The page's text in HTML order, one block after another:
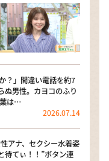
？」間違い電話を約7
ぬ男性。カヨコのふり
は…
2026.07.14
アナ、セクシー水着姿
待てぃ！！”ボタン連